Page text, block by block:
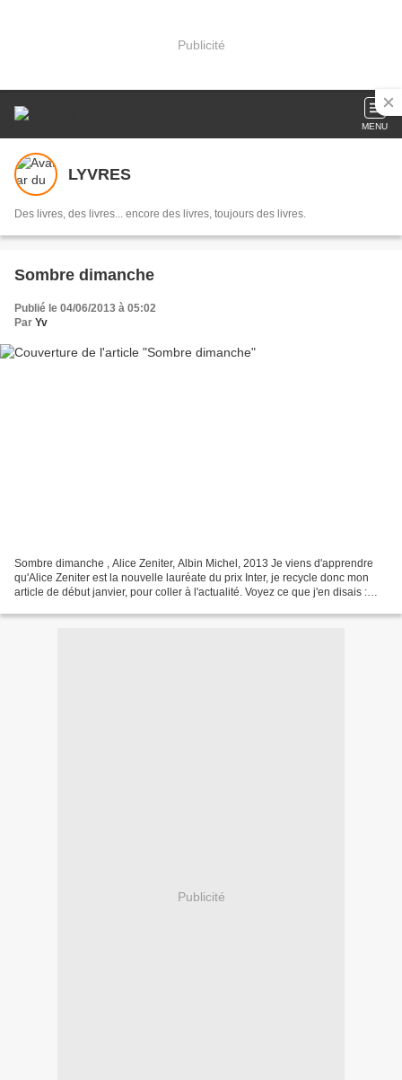
Publicité
MENU
LYVRES
Des livres, des livres... encore des livres, toujours des livres.
Sombre dimanche
Publié le 04/06/2013 à 05:02
Par Yv
Sombre dimanche , Alice Zeniter, Albin Michel, 2013 Je viens d'apprendre
qu'Alice Zeniter est la nouvelle lauréate du prix Inter, je recycle donc mon
article de début janvier, pour coller à l'actualité. Voyez ce que j'en disais :
Publicité